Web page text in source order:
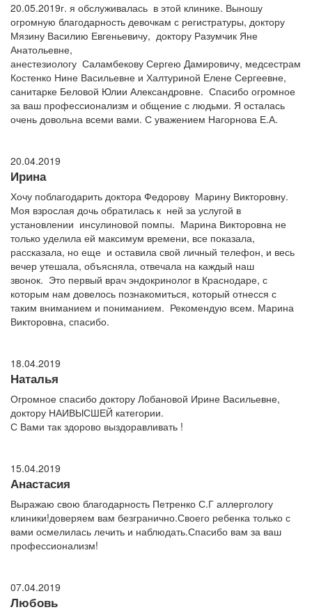
20.05.2019г. я обслуживалась в этой клинике. Выношу
огромную благодарность девочкам с регистратуры, доктору
Мязину Василию Евгеньевичу, доктору Разумчик Яне
Анатольевне,
анестезиологу Саламбекову Сергею Дамировичу, медсестрам
Костенко Нине Васильевне и Халтуриной Елене Сергеевне,
санитарке Беловой Юлии Александровне. Спасибо огромное
за ваш профессионализм и общение с людьми. Я осталась
очень довольна всеми вами. С уважением Нагорнова Е.А.
20.04.2019
Ирина
Хочу поблагодарить доктора Федорову Марину Викторовну.
Моя взрослая дочь обратилась к ней за услугой в
установлении инсулиновой помпы. Марина Викторовна не
только уделила ей максимум времени, все показала,
рассказала, но еще и оставила свой личный телефон, и весь
вечер утешала, объясняла, отвечала на каждый наш
звонок. Это первый врач эндокринолог в Краснодаре, с
которым нам довелось познакомиться, который отнесся с
таким вниманием и пониманием. Рекомендую всем. Марина
Викторовна, спасибо.
18.04.2019
Наталья
Огромное спасибо доктору Лобановой Ирине Васильевне,
доктору НАИВЫСШЕЙ категории.
С Вами так здорово выздоравливать !
15.04.2019
Анастасия
Выражаю свою благодарность Петренко С.Г аллергологу
клиники!доверяем вам безгранично.Своего ребенка только с
вами осмелилась лечить и наблюдать.Спасибо вам за ваш
профессионализм!
07.04.2019
Любовь